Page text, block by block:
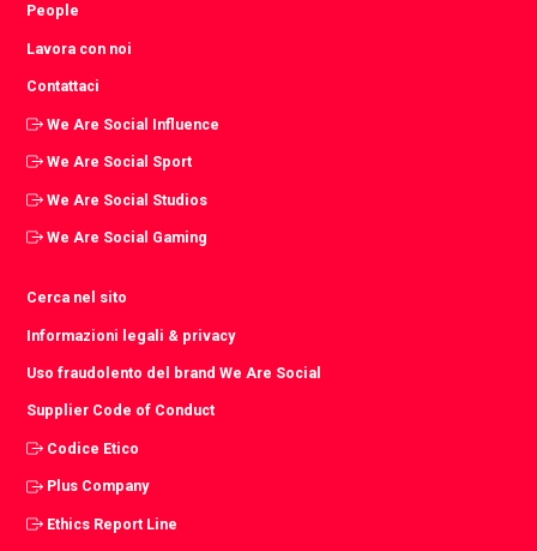
People
Lavora con noi
Contattaci
We Are Social Influence
We Are Social Sport
We Are Social Studios
We Are Social Gaming
Cerca nel sito
Informazioni legali & privacy
Uso fraudolento del brand We Are Social
Supplier Code of Conduct
Codice Etico
Plus Company
Ethics Report Line